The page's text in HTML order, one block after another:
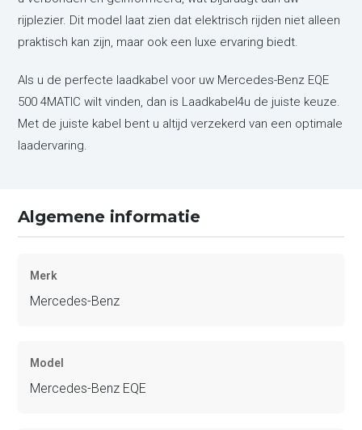
rijplezier. Dit model laat zien dat elektrisch rijden niet alleen
praktisch kan zijn, maar ook een luxe ervaring biedt.
Als u de perfecte laadkabel voor uw Mercedes-Benz EQE
500 4MATIC wilt vinden, dan is Laadkabel4u de juiste keuze.
Met de juiste kabel bent u altijd verzekerd van een optimale
laadervaring.
Algemene informatie
Merk
Mercedes-Benz
Model
Mercedes-Benz EQE